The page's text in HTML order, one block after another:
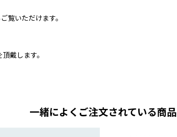
覧いただけます。
戴します。
一緒によくご注文されている商品